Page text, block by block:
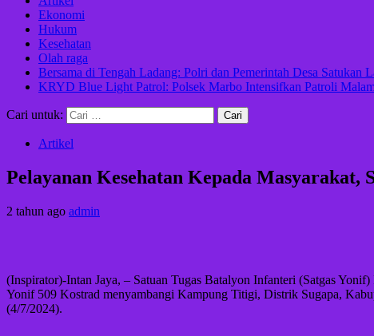
Ekonomi
Hukum
Kesehatan
Olah raga
Bersama di Tengah Ladang: Polri dan Pemerintah Desa Satukan
KRYD Blue Light Patrol: Polsek Marbo Intensifkan Patroli
Cari untuk:
Artikel
Pelayanan Kesehatan Kepada
2 tahun ago admin
(Inspirator)-Intan Jaya, – Satuan Tugas Batalyon Infanteri (Satgas
Yonif 509 Kostrad menyambangi Kampung Titigi, Distrik Sugapa,
(4/7/2024).